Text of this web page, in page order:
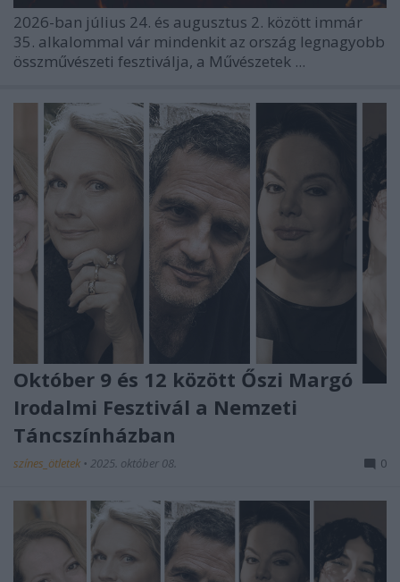
2026-ban július 24. és augusztus 2. között immár
35. alkalommal vár mindenkit az ország legnagyobb
összművészeti fesztiválja, a Művészetek ...
Október 9 és 12 között Őszi Margó
Irodalmi Fesztivál a Nemzeti
Táncszínházban
színes_ötletek • 2025. október 08. 0